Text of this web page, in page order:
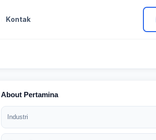
Kontak
About Pertamina
Industri